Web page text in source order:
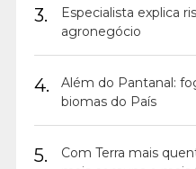
3.
Especialista explica
agronegócio
4.
Além do Pantanal:
biomas do País
5.
Com Terra mais